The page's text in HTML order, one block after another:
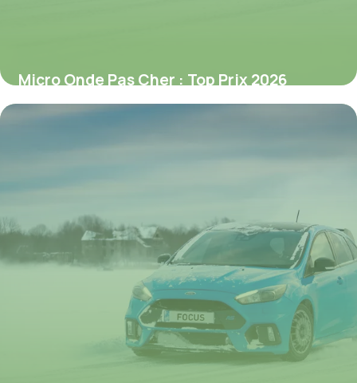
Micro Onde Pas Cher : Top Prix 2026
3 juillet 2026